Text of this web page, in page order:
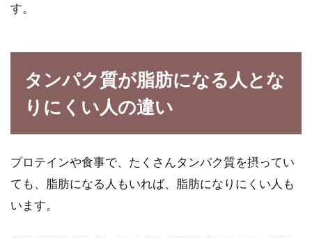
の予防のためにダイエットを考えている方も多
いでしょう。...
カロリーは低い？高い？ナッツダイ
エットの全貌明らかに！
す。
タンパク質が脂肪になる人とな
りにくい人の違い
プロテインや食事で、たくさんタンパク質を摂ってい
ても、脂肪になる人もいれば、脂肪になりにくい人も
います。